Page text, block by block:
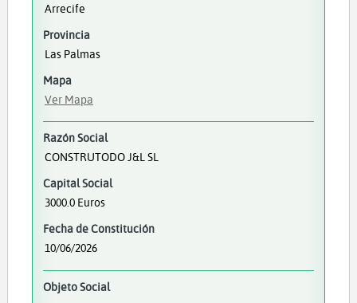
Arrecife
Provincia
Las Palmas
Mapa
Ver Mapa
Razón Social
CONSTRUTODO J&L SL
Capital Social
3000.0 Euros
Fecha de Constitución
10/06/2026
Objeto Social